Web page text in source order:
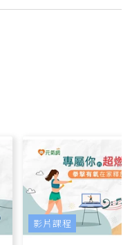
影片課程